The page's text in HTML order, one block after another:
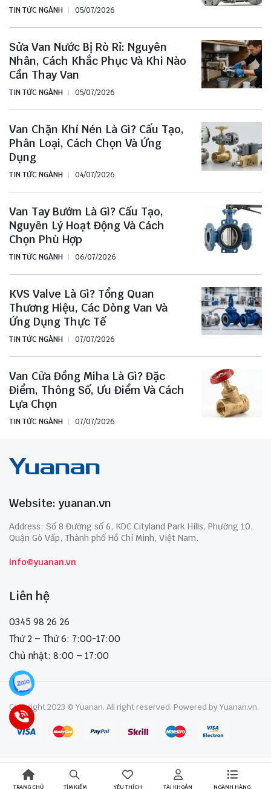
TIN TỨC NGÀNH 05/07/2026
Sửa Van Nước Bị Rò Rỉ: Nguyên
Nhân, Cách Khắc Phục Và Khi Nào
Cần Thay Van
TIN TỨC NGÀNH 05/07/2026
Van Chặn Khí Nén Là Gì? Cấu Tạo,
Phân Loại, Cách Chọn Và Ứng
Dụng
TIN TỨC NGÀNH 04/07/2026
Van Tay Bướm Là Gì? Cấu Tạo,
Nguyên Lý Hoạt Động Và Cách
Chọn Phù Hợp
TIN TỨC NGÀNH 06/07/2026
KVS Valve Là Gì? Tổng Quan
Thương Hiệu, Các Dòng Van Và
Ứng Dụng Thực Tế
TIN TỨC NGÀNH 07/07/2026
Van Cửa Đồng Miha Là Gì? Đặc
Điểm, Thông Số, Ưu Điểm Và Cách
Lựa Chọn
TIN TỨC NGÀNH 07/07/2026
Website: yuanan.vn
Address: Số 8 Đường số 6, KDC Cityland Park Hills, Phường 10,
Quận Gò Vấp, Thành phố Hồ Chí Minh, Việt Nam.
info@yuanan.vn
Liên hệ
0345 98 26 26
Thứ 2 – Thứ 6: 7:00-17:00
Chủ nhật: 8:00 – 17:00
Copyright 2023 © Yuanan. All right reserved. Powered by Yuanan.vn.
TRANG CHỦ TÌM KIẾM YÊU THÍCH TÀI KHOẢN NGÀNH HÀNG